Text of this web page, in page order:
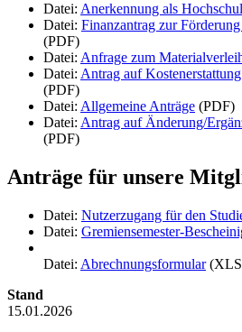
Datei: Anerkennung als
Datei: Finanzantrag zur
(PDF)
Datei: Anfrage zum
Datei: Antrag auf
(PDF)
Datei: Allgemeine Anträge (PDF)
Datei: Antrag auf Änderung/
(PDF)
Anträge für unsere
Datei: Nutzerzugang für den
Datei: Gremiensemester-
Datei: Abrechnungsformular
Stand
15.01.2026